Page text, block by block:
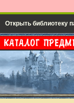
Открыть библиотеку